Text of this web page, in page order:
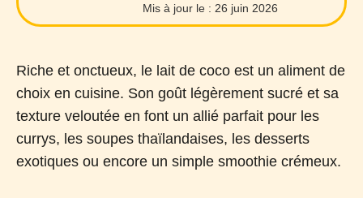
Mis à jour le : 26 juin 2026
Riche et onctueux, le lait de coco est un aliment de
choix en cuisine. Son goût légèrement sucré et sa
texture veloutée en font un allié parfait pour les
currys, les soupes thaïlandaises, les desserts
exotiques ou encore un simple smoothie crémeux.